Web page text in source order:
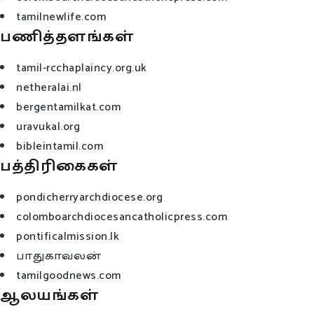
tamilnewlife.com
பணித்தளங்கள்
tamil-rcchaplaincy.org.uk
netheralai.nl
bergentamilkat.com
uravukal.org
bibleintamil.com
பத்திரிகைகள்
pondicherryarchdiocese.org
colomboarchdiocesancatholicpress.com
pontificalmission.lk
பாதுகாவலன்
tamilgoodnews.com
ஆலயங்கள்